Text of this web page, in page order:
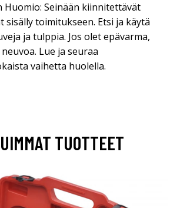
Huomio: Seinään kiinnitettävät
sisälly toimitukseen. Etsi ja käytä
ja tulppia. Jos olet epävarma,
Lue ja seuraa
vaihetta huolella.
TUOTTEET